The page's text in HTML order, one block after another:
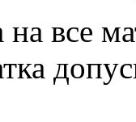
на все